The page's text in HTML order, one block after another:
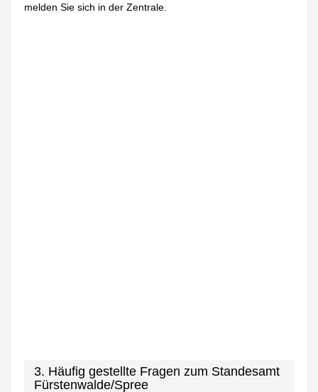
melden Sie sich in der Zentrale.
3. Häufig gestellte Fragen zum Standesamt
Fürstenwalde/Spree